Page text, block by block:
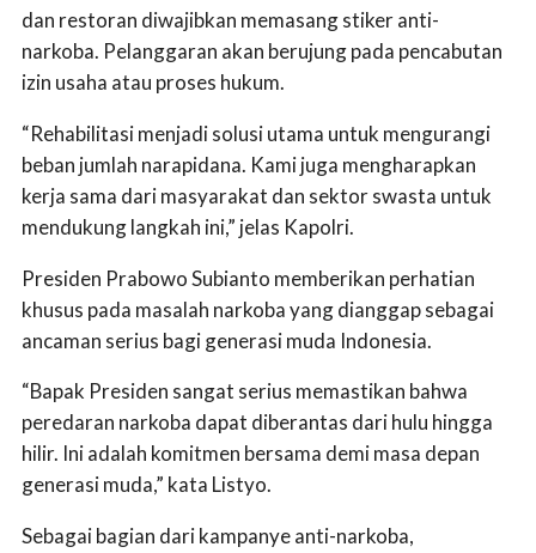
dan restoran diwajibkan memasang stiker anti-
narkoba. Pelanggaran akan berujung pada pencabutan
izin usaha atau proses hukum.
“Rehabilitasi menjadi solusi utama untuk mengurangi
beban jumlah narapidana. Kami juga mengharapkan
kerja sama dari masyarakat dan sektor swasta untuk
mendukung langkah ini,” jelas Kapolri.
Presiden Prabowo Subianto memberikan perhatian
khusus pada masalah narkoba yang dianggap sebagai
ancaman serius bagi generasi muda Indonesia.
“Bapak Presiden sangat serius memastikan bahwa
peredaran narkoba dapat diberantas dari hulu hingga
hilir. Ini adalah komitmen bersama demi masa depan
generasi muda,” kata Listyo.
Sebagai bagian dari kampanye anti-narkoba,